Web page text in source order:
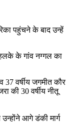
पहुंचने के बाद उन्हें
हलके के गांव नग्गल का
37 वर्षीय जगमीत कौर
की 30 वर्षीय नीतू
आगे डंकी मार्ग